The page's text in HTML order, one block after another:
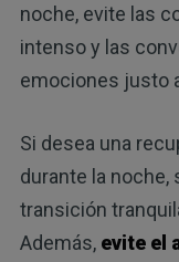
noche, evite las
intenso y las
emociones justo
Si desea una
durante la noche,
transición
Además, evite el